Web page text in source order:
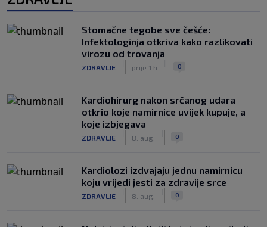
Stomačne tegobe sve češće:
Infektologinja otkriva kako razlikovati
virozu od trovanja
ZDRAVLJE prije 1 h 0
Kardiohirurg nakon srčanog udara
otkrio koje namirnice uvijek kupuje, a
koje izbjegava
ZDRAVLJE 8. aug. 0
Kardiolozi izdvajaju jednu namirnicu
koju vrijedi jesti za zdravije srce
ZDRAVLJE 8. aug. 0